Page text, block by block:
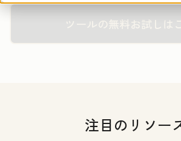
ツールの無料お試しは
注目のリソー